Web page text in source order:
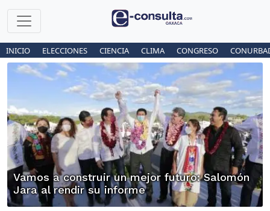
INICIO ELECCIONES CIENCIA CLIMA CONGRESO
Vamos a construir un mejor futuro: Salomón
Jara al rendir su informe